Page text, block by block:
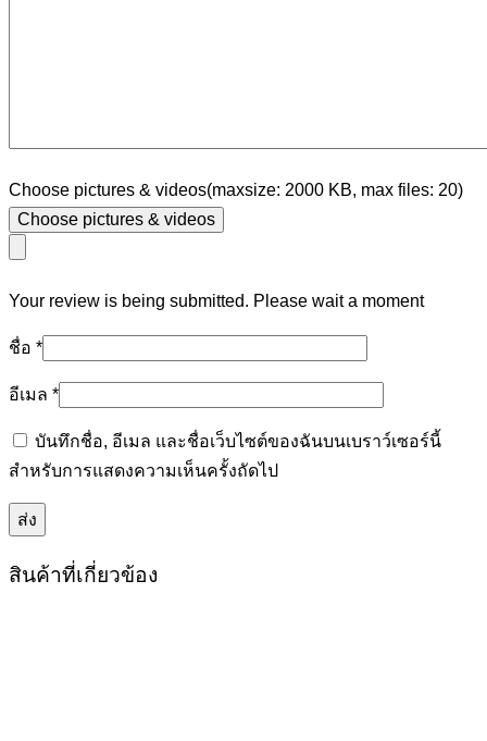
Choose pictures & videos(maxsize: 2000 KB, max files: 20)
Choose pictures & videos
Your review is being submitted. Please wait a moment
ชื่อ *
อีเมล *
บันทึกชื่อ, อีเมล และชื่อเว็บไซต์ของฉันบนเบราว์เซอร์นี้
สำหรับการแสดงความเห็นครั้งถัดไป
สินค้าที่เกี่ยวข้อง